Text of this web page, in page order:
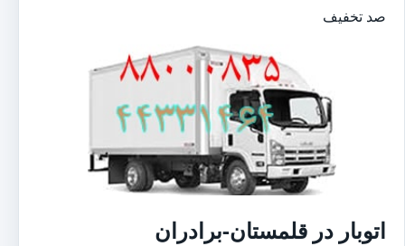
صد تخفیف
اتوبار در قلمستان-برادران